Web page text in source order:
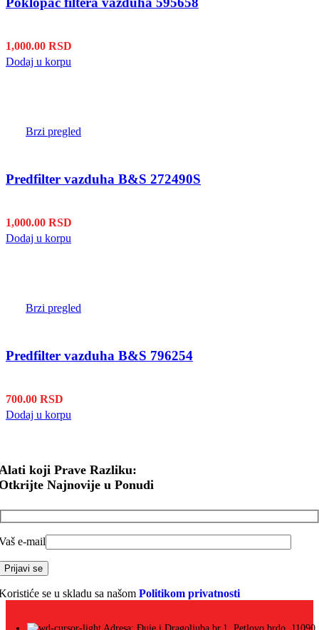
1,000.00 RSD
Dodaj u korpu
Brzi pregled
Predfilter vazduha B&S 272490S
1,000.00 RSD
Dodaj u korpu
Brzi pregled
Predfilter vazduha B&S 796254
700.00 RSD
Dodaj u korpu
koji Prave Razliku:
Najnovije u Ponudi
e-mail
se u skladu sa našom Politikom privatnosti